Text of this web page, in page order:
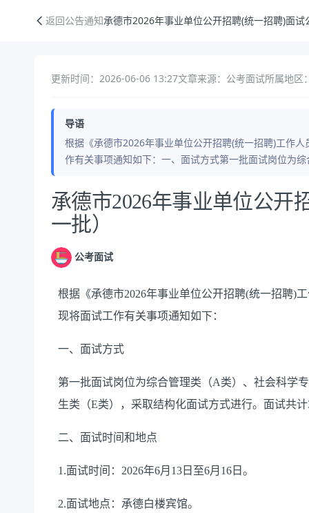
返回公告通知承德市2026年事业单位公开招聘(统一招聘)面试
更新时间：2026-06-06 13:27文章来源：公考面试所属地区
导语
根据《承德市2026年事业单位公开招聘(统一招聘)工作
作有关事项通知如下：一、面试方式第一批面试岗位为
公告正文
承德市2026年事业单位公开
一批）
公考面试
根据《承德市2026年事业单位公开招聘(统一招聘)
现将面试工作有关事项通知如下：
一、面试方式
第一批面试岗位为综合管理类（A类）、社会科学
生类（E类），采取结构化面试方式进行。面试共
二、面试时间和地点
1.面试时间：2026年6月13日至6月16日。
2.面试地点：承德白楼宾馆。